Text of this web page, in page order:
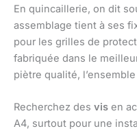
En quincaillerie, on dit
assemblage tient à ses
pour les grilles de
fabriquée dans le
piètre qualité,
Recherchez des vis en
A4, surtout pour une